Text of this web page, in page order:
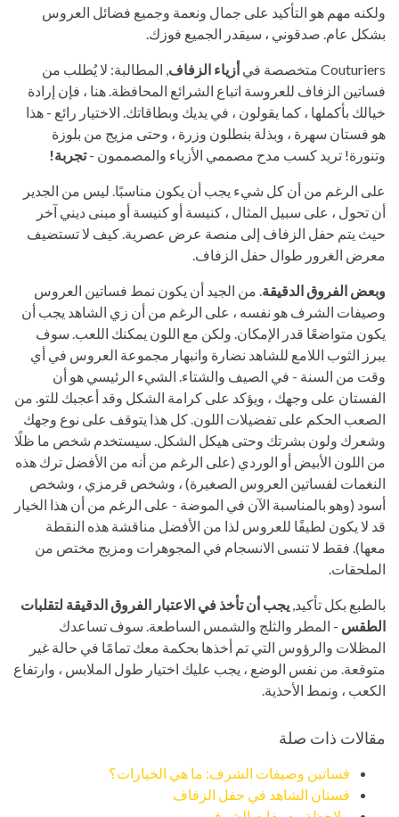
ولكنه مهم هو التأكيد على جمال ونعمة وجميع فضائل العروس
بشكل عام. صدقوني ، سيقدر الجميع فوزك.
Couturiers متخصصة في أزياء الزفاف, المطالبة: لا يُطلب من
فساتين الزفاف للعروسة اتباع الشرائع المحافظة. هنا ، فإن إرادة
خيالك بأكملها ، كما يقولون ، في يديك وبطاقاتك. الاختيار رائع - هذا
هو فستان سهرة ، وبذلة بنطلون وزرة ، وحتى مزيج من بلوزة
وتنورة! تريد كسب مدح مصممي الأزياء والمصممون -تجربة!
على الرغم من أن كل شيء يجب أن يكون مناسبًا. ليس من الجدير
أن تحول ، على سبيل المثال ، كنيسة أو كنيسة أو مبنى ديني آخر
حيث يتم حفل الزفاف إلى منصة عرض عصرية. كيف لا تستضيف
معرض الغرور طوال حفل الزفاف.
وبعض الفروق الدقيقة. من الجيد أن يكون نمط فساتين العروس
وصيفات الشرف هو نفسه ، على الرغم من أن زي الشاهد يجب أن
يكون متواضعًا قدر الإمكان. ولكن مع اللون يمكنك اللعب. سوف
يبرز الثوب اللامع للشاهد نضارة وانبهار مجموعة العروس في أي
وقت من السنة - في الصيف والشتاء. الشيء الرئيسي هو أن
الفستان على وجهك ، ويؤكد على كرامة الشكل وقد أعجبك للتو. من
الصعب الحكم على تفضيلات اللون. كل هذا يتوقف على نوع وجهك
وشعرك ولون بشرتك وحتى هيكل الشكل. سيستخدم شخص ما ظلًا
من اللون الأبيض أو الوردي (على الرغم من أنه من الأفضل ترك هذه
النغمات لفساتين العروس الصغيرة) ، وشخص قرمزي ، وشخص
أسود (وهو بالمناسبة الآن في الموضة - على الرغم من أن هذا الخيار
قد لا يكون لطيفًا للعروس لذا من الأفضل مناقشة هذه النقطة
معها). فقط لا تنسى الانسجام في المجوهرات ومزيج مختص من
الملحقات.
بالطبع بكل تأكيد, يجب أن تأخذ في الاعتبار الفروق الدقيقة لتقلبات
الطقس - المطر والثلج والشمس الساطعة. سوف تساعدك
المظلات والرؤوس التي تم أخذها بحكمة معك تمامًا في حالة غير
متوقعة. من نفس الوضع ، يجب عليك اختيار طول الملابس ، وارتفاع
الكعب ، ونمط الأحذية.
مقالات ذات صلة
فساتين وصيفات الشرف: ما هي الخيارات؟
فستان الشاهد في حفل الزفاف